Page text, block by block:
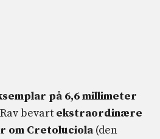
på 6,6 millimeter
bevart ekstraordinære
om Cretoluciola (den